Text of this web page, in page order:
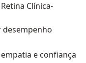
Clínica-
desempenho
e confiança